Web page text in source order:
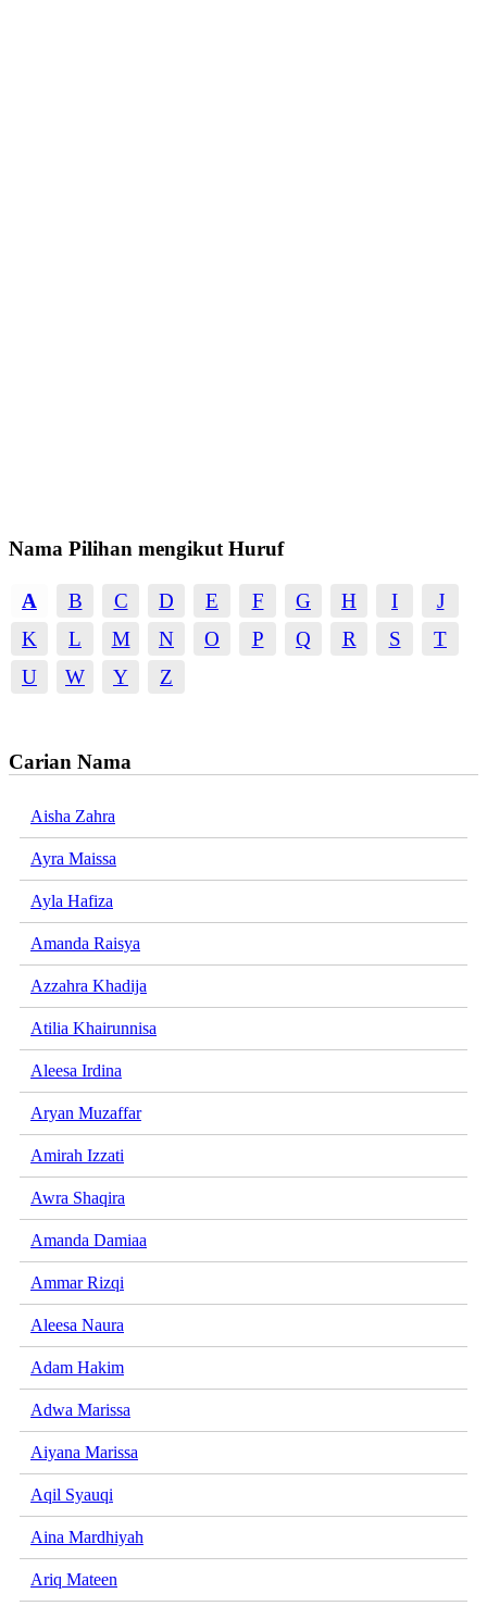
Nama Pilihan mengikut Huruf
A B C D E F G H I
J
K
L M N O P Q R S
T
U
W Y Z
Carian Nama
Aisha Zahra
Ayra Maissa
Ayla Hafiza
Amanda Raisya
Azzahra Khadija
Atilia Khairunnisa
Aleesa Irdina
Aryan Muzaffar
Amirah Izzati
Awra Shaqira
Amanda Damiaa
Ammar Rizqi
Aleesa Naura
Adam Hakim
Adwa Marissa
Aiyana Marissa
Aqil Syauqi
Aina Mardhiyah
Ariq Mateen